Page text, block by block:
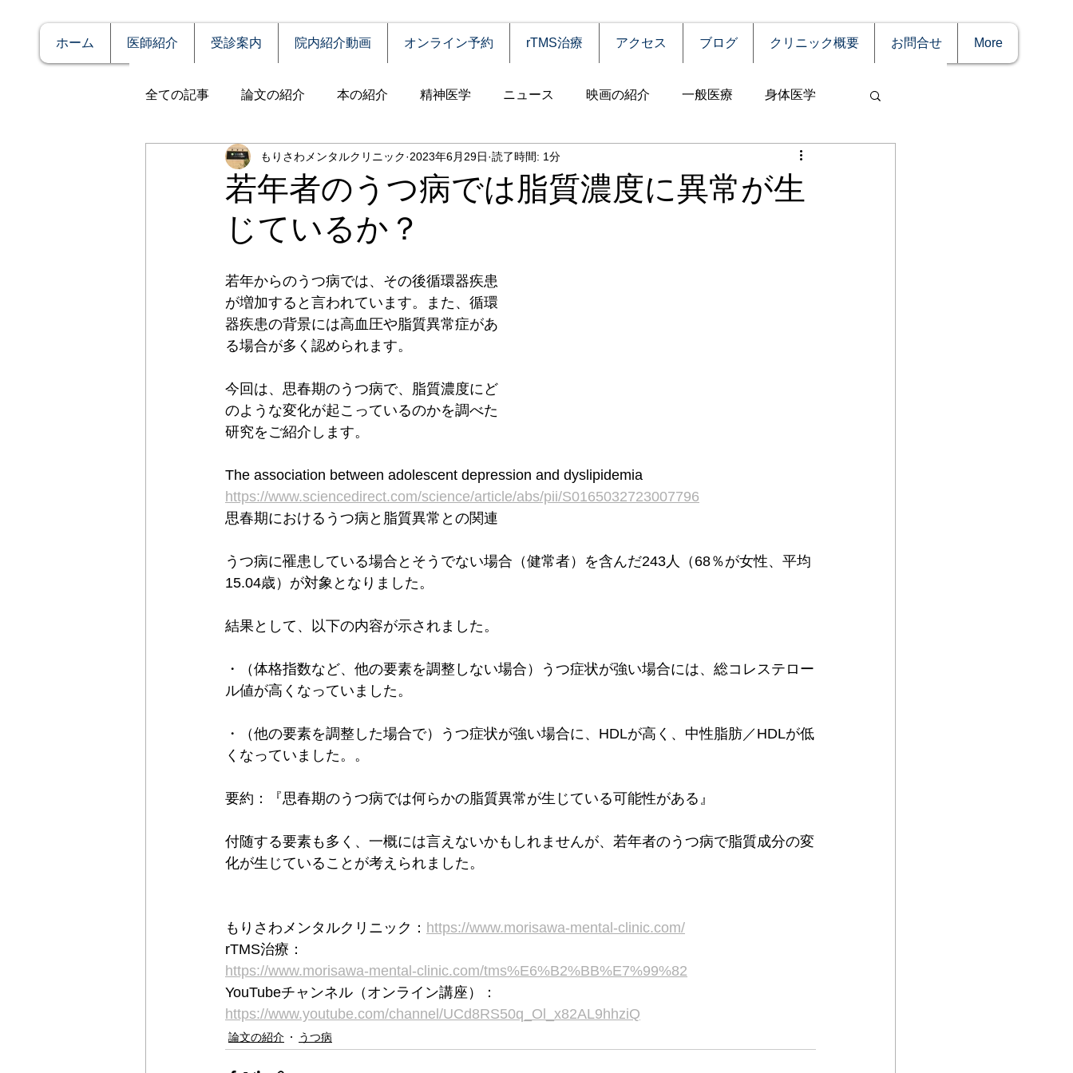
ホーム 医師紹介 受診案内 院内紹介動画 オンライン予約 rTMS治療 アクセス ブログ クリニック概要 お問合せ More
全ての記事 論文の紹介 本の紹介 精神医学 ニュース 映画の紹介 一般医療 身体医学
症例報告 発達障害 自殺 認知症 うつ病
アルコール依存（乱用） 統合失調症
全般性不安障害 パニック障害 摂食障害 強迫性障害
PTSD（心的外傷後ストレス障害）
若年者のうつ病では脂質濃度に異常が生
じているか？
もりさわメンタルクリニック 2023年6月29日 読了時間: 1分
若年からのうつ病では、その後循環器疾患
が増加すると言われています。また、循環
器疾患の背景には高血圧や脂質異常症があ
る場合が多く認められます。
今回は、思春期のうつ病で、脂質濃度にど
のような変化が起こっているのかを調べた
研究をご紹介します。
The association between adolescent depression and dyslipidemia
https://www.sciencedirect.com/science/article/abs/pii/S0165032723007796
思春期におけるうつ病と脂質異常との関連
うつ病に罹患している場合とそうでない場合（健常者）を含んだ243人（68％が女性、平均
15.04歳）が対象となりました。
結果として、以下の内容が示されました。
・（体格指数など、他の要素を調整しない場合）うつ症状が強い場合には、総コレステロー
ル値が高くなっていました。
・（他の要素を調整した場合で）うつ症状が強い場合に、HDLが高く、中性脂肪／HDLが低
くなっていました。。
要約：『思春期のうつ病では何らかの脂質異常が生じている可能性がある』
付随する要素も多く、一概には言えないかもしれませんが、若年者のうつ病で脂質成分の変
化が生じていることが考えられました。
もりさわメンタルクリニック： https://www.morisawa-mental-clinic.com/
rTMS治療：
https://www.morisawa-mental-clinic.com/tms%E6%B2%BB%E7%99%82
YouTubeチャンネル（オンライン講座）：
https://www.youtube.com/channel/UCd8RS50q_Ol_x82AL9hhziQ
論文の紹介 うつ病